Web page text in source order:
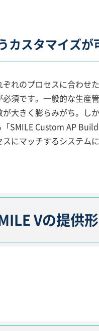
カスタマイズが
れのプロセスに合わせ
須です。一般的な生産
大きく膨らみがち。
「SMILE Custom AP
にマッチするシステムに
Vの提供